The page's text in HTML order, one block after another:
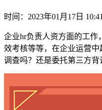
时间：2023年01月17日
企业hr负责人资方面的工作
效考核等等，在企业运营
调查吗？还是委托第三方背